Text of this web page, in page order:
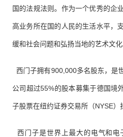
国的法规法则。作为一个优秀的企
高业务所在国的人民的生活水平，
缓和社会问题和弘扬当地的艺术文化
西门子拥有900,000多名股东，是
公司超过55%的股本募集于德国境
子股票在纽约证券交易所（NYSE）
西门子是世界上最大的电气和电